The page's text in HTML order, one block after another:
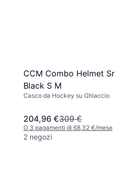
CCM Combo Helmet Sr
Black S M
Casco da Hockey su Ghiaccio
204,96 €309 €
O 3 pagamenti di 68,32 €/mese
2 negozi